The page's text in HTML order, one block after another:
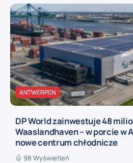
ANTWERPEN
DP World zainwestuje 48
Waaslandhaven – w porcie w
nowe centrum chłodnicze
98 Wyświetleń